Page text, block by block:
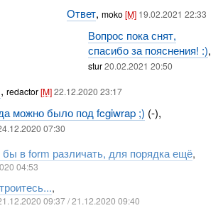
Ответ, moko[M] 19.02.2021 22:33
Вопрос пока снят,
спасибо за пояснения! :),
stur20.02.2021 20:50
, redactor[M] 22.12.2020 23:17
можно было под fcgiwrap ;) (-),
07:30
в form различать, для порядка ещё,
04:53
,
09:37 / 21.12.2020 09:40